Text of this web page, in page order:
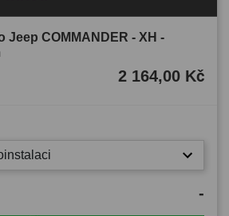
Jeep COMMANDER - XH -
2 164,00 Kč
-